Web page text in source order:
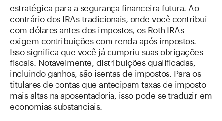
estratégica para a segurança financeira futura. Ao
contrário dos IRAs tradicionais, onde você contribui
com dólares antes dos impostos, os Roth IRAs
exigem contribuições com renda após impostos.
Isso significa que você já cumpriu suas obrigações
fiscais. Notavelmente, distribuições qualificadas,
incluindo ganhos, são isentas de impostos. Para os
titulares de contas que antecipam taxas de imposto
mais altas na aposentadoria, isso pode se traduzir em
economias substanciais.